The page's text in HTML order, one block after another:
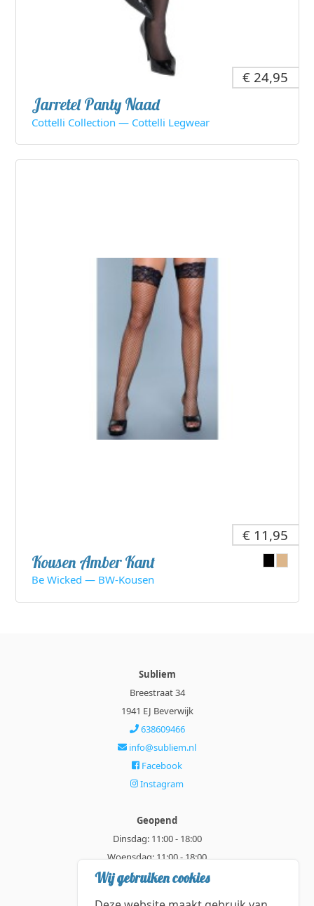
€ 24,95
Jarretel Panty Naad
Cottelli Collection — Cottelli Legwear
€ 11,95
Kousen Amber Kant
Be Wicked — BW-Kousen
Subliem
Breestraat 34
1941 EJ Beverwijk
638609466
info@subliem.nl
Facebook
Instagram
Geopend
Dinsdag: 11:00 - 18:00
Woensdag: 11:00 - 18:00
Donderdag: 11:00 - 21:00
Wij gebruiken cookies